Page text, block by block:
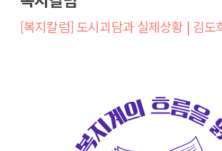
[복지칼럼] 도시괴담과 실제상황 | 김도